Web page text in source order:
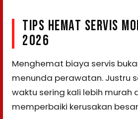
TIPS HEMAT SERVIS
2026
Menghemat biaya servis
menunda perawatan. Justru
waktu sering kali lebih murah
memperbaiki kerusakan